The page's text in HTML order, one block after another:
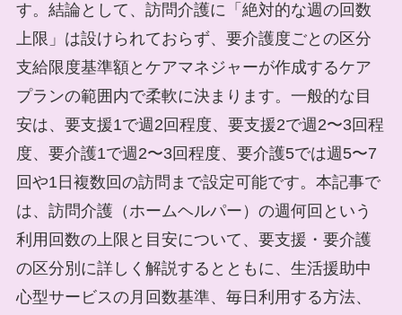
す。結論として、訪問介護に「絶対的な週の回数
上限」は設けられておらず、要介護度ごとの区分
支給限度基準額とケアマネジャーが作成するケア
プランの範囲内で柔軟に決まります。一般的な目
安は、要支援1で週2回程度、要支援2で週2〜3回程
度、要介護1で週2〜3回程度、要介護5では週5〜7
回や1日複数回の訪問まで設定可能です。本記事で
は、訪問介護（ホームヘルパー）の週何回という
利用回数の上限と目安について、要支援・要介護
の区分別に詳しく解説するとともに、生活援助中
心型サービスの月回数基準、毎日利用する方法、